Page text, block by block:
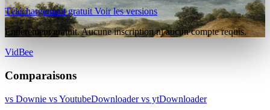
Téléchargement gratuitVoir les versions
Entièrement gratuit. Aucune inscription ni aucun compte requis.
VidBee
Comparaisons
vs Downie vs YoutubeDownloadervs ytDownloader